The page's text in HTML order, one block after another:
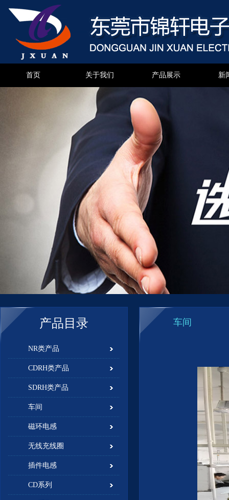
首页 关于我们 产品展示 新
产品目录
NR类产品
CDRH类产品
SDRH类产品
车间
磁环电感
无线充线圈
插件电感
CD系列
车间